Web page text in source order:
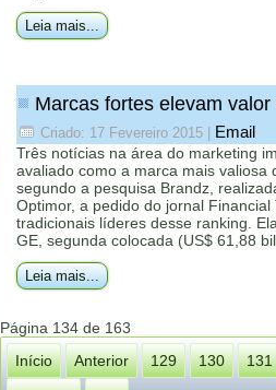
Leia mais...
Marcas fortes elevam
Criado: 17 Fevereiro 2015 Email
Três notícias na área do marketing
avaliado como a marca mais valiosa
segundo a pesquisa Brandz,
Optimor, a pedido do jornal
tradicionais líderes desse ranking.
GE, segunda colocada (US$ 61,88
Leia mais...
Página 134 de 163
Início
Anterior 129 130 131